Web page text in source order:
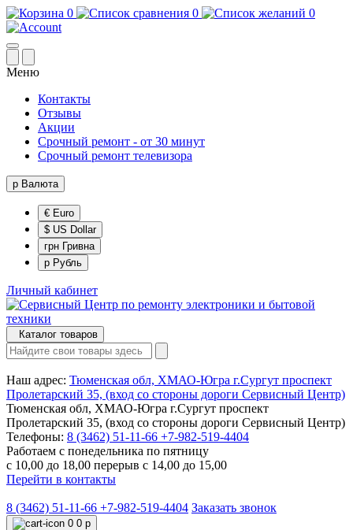
0 0 0
Меню
Контакты
Отзывы
Акции
Срочный ремонт - от 30 минут
Срочный ремонт телевизора
р Валюта
€ Euro
$ US Dollar
грн Гривна
р Рубль
Личный кабинет
Каталог товаров
Наш адрес: Тюменская обл, ХМАО-Югра г.Сургут проспект
Пролетарский 35, (вход со стороны дороги Сервисный Центр)
Тюменская обл, ХМАО-Югра г.Сургут проспект
Пролетарский 35, (вход со стороны дороги Сервисный Центр)
Телефоны: 8 (3462) 51-11-66 +7-982-519-4404
Работаем с понедельника по пятницу
с 10,00 до 18,00 перерыв с 14,00 до 15,00
Перейти в контакты
8 (3462) 51-11-66 +7-982-519-4404 Заказать звонок
0 0 р